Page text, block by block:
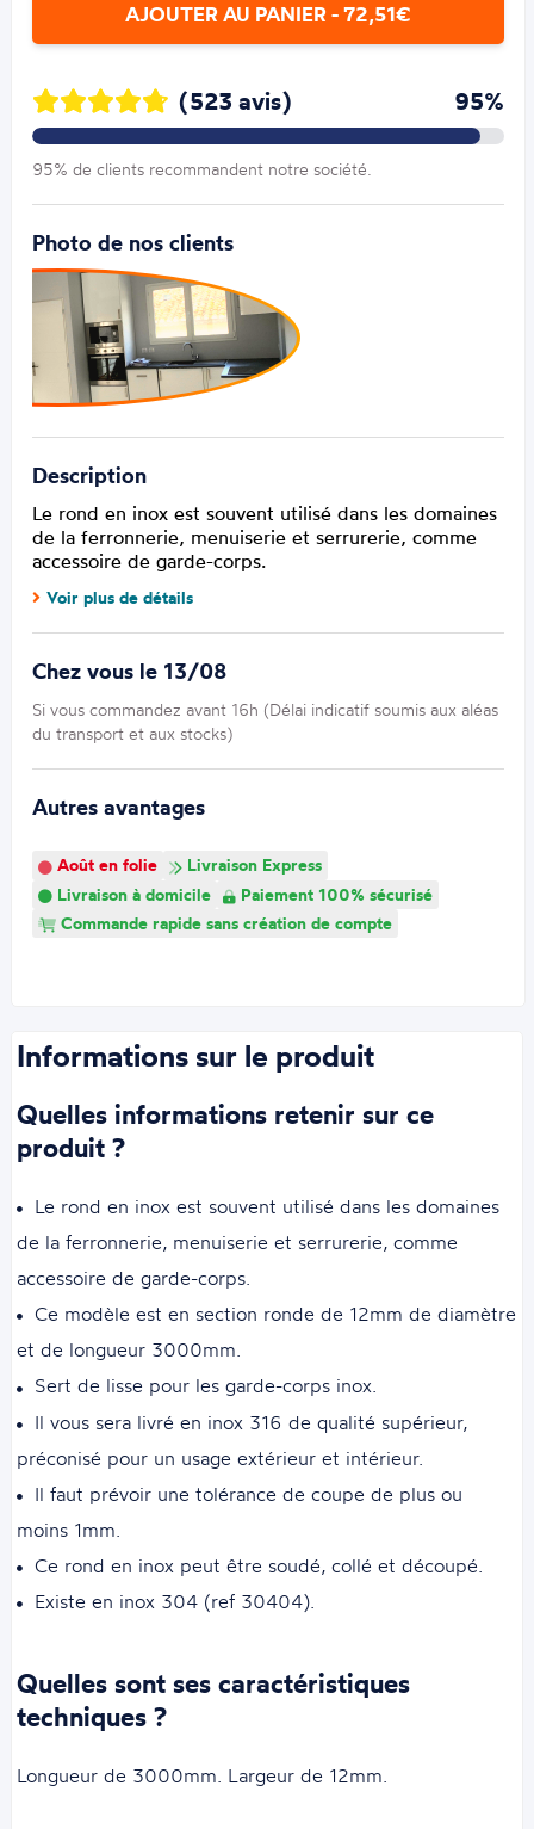
AJOUTER AU PANIER - 72,51€
(523 avis) 95%
95% de clients recommandent notre société.
Photo de nos clients
Description
Le rond en inox est souvent utilisé dans les domaines
de la ferronnerie, menuiserie et serrurerie, comme
accessoire de garde-corps.
Voir plus de détails
Chez vous le 13/08
Si vous commandez avant 16h (Délai indicatif soumis aux aléas
du transport et aux stocks)
Autres avantages
Août en folie
Livraison Express
Livraison à domicile
Paiement 100% sécurisé
Commande rapide sans création de compte
Informations sur le produit
Quelles informations retenir sur ce
produit ?
Le rond en inox est souvent utilisé dans les domaines
de la ferronnerie, menuiserie et serrurerie, comme
accessoire de garde-corps.
Ce modèle est en section ronde de 12mm de diamètre
et de longueur 3000mm.
Sert de lisse pour les garde-corps inox.
Il vous sera livré en inox 316 de qualité supérieur,
préconisé pour un usage extérieur et intérieur.
Il faut prévoir une tolérance de coupe de plus ou
moins 1mm.
Ce rond en inox peut être soudé, collé et découpé.
Existe en inox 304 (ref 30404).
Quelles sont ses caractéristiques
techniques ?
Longueur de 3000mm. Largeur de 12mm.